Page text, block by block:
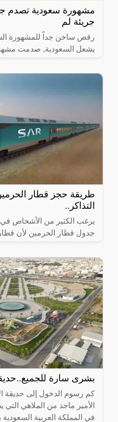
مشهورة سعودية تصدم
جريئة لم
رقص ساخن جداً للمشهورة
يشعل السعودية, صدمت
رقصها والميكاج الذي
طريقة حجز قطار
التذاكر..
يرغب الكثير من الأشخاص في
جدول قطار الحرمين لأن
بشرى سارة
كم رسوم الدخول إلى حديقة
الأمير ماجد من الملاهي
في المملكة العربية